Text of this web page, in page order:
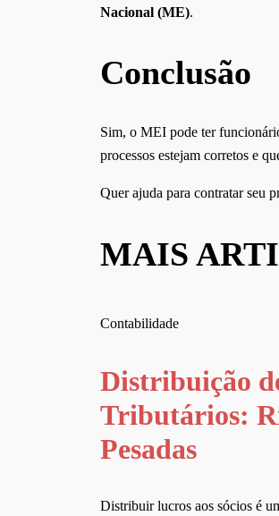
Nacional (ME).
Conclusão
Sim, o MEI pode ter
processos estejam corretos e
Quer ajuda para contratar seu
MAIS
Contabilidade
Distribuição
Tributários:
Pesadas
Distribuir lucros aos sócios é